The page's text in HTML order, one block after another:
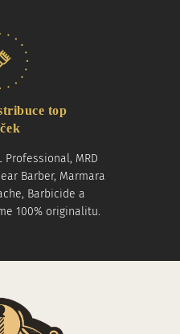
top
Professional, MRD
Barber, Marmara
Barbicide a
100% originalitu.